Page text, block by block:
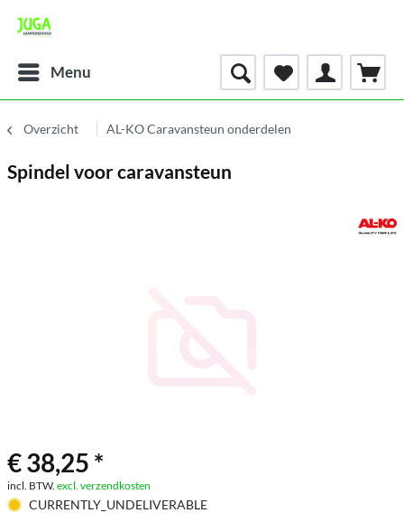
Menu
Overzicht AL-KO Caravansteun onderdelen
Spindel voor caravansteun
€ 38,25 *
incl. BTW. excl. verzendkosten
CURRENTLY_UNDELIVERABLE